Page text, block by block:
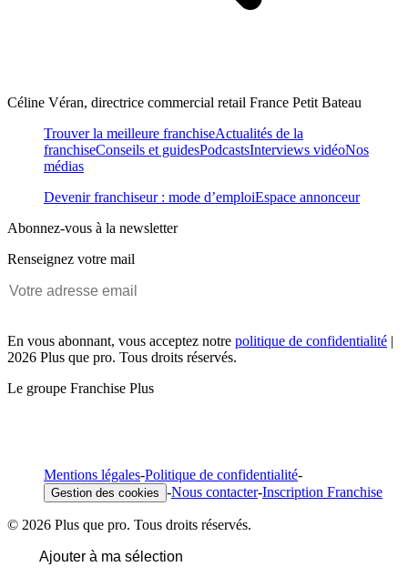
Céline Véran, directrice commercial retail France Petit Bateau
Trouver la meilleure franchiseActualités de la
franchiseConseils et guidesPodcastsInterviews vidéoNos
médias
Devenir franchiseur : mode d’emploiEspace annonceur
Abonnez-vous à la newsletter
Renseignez votre mail
En vous abonnant, vous acceptez notre politique de confidentialité |
2026 Plus que pro. Tous droits réservés.
Le groupe Franchise Plus
Mentions légales-Politique de confidentialité-
Gestion des cookies -Nous contacter-Inscription Franchise
© 2026 Plus que pro. Tous droits réservés.
Ajouter à ma sélection